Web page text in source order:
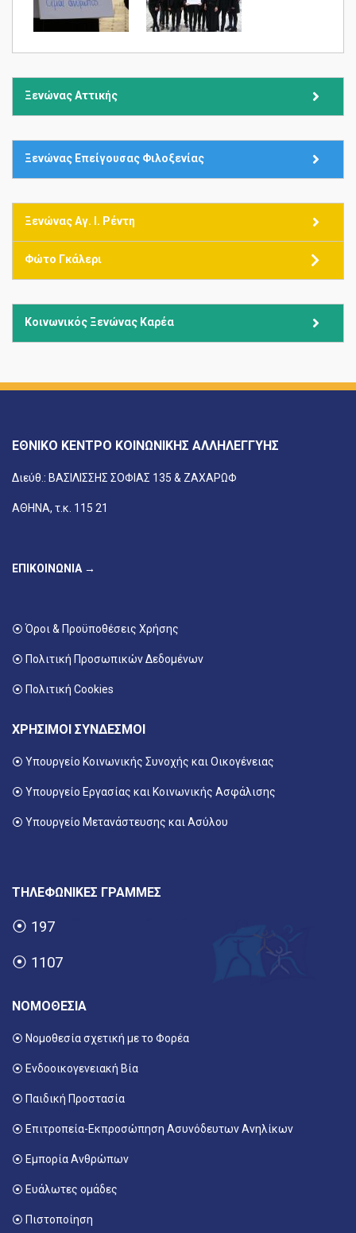
Ξενώνας Αττικής
Ξενώνας Επείγουσας Φιλοξενίας
Ξενώνας Αγ. Ι. Ρέντη
Φώτο Γκάλερι
Κοινωνικός Ξενώνας Καρέα
ΕΘΝΙΚΟ ΚΕΝΤΡΟ ΚΟΙΝΩΝΙΚΗΣ ΑΛΛΗΛΕΓΓΥΗΣ
Διεύθ.: ΒΑΣΙΛΙΣΣΗΣ ΣΟΦΙΑΣ 135 & ΖΑΧΑΡΩΦ
ΑΘΗΝΑ, τ.κ. 115 21
ΕΠΙΚΟΙΝΩΝΙΑ →
⦿ Όροι & Προϋποθέσεις Χρήσης
⦿ Πολιτική Προσωπικών Δεδομένων
⦿ Πολιτική Cookies
ΧΡΗΣΙΜΟΙ ΣΥΝΔΕΣΜΟΙ
⦿ Υπουργείο Κοινωνικής Συνοχής και Οικογένειας
⦿ Υπουργείο Εργασίας και Κοινωνικής Ασφάλισης
⦿ Υπουργείο Μετανάστευσης και Ασύλου
ΤΗΛΕΦΩΝΙΚΕΣ ΓΡΑΜΜΕΣ
⦿ 197
⦿ 1107
ΝΟΜΟΘΕΣΙΑ
⦿ Νομοθεσία σχετική με το Φορέα
⦿ Ενδοοικογενειακή Βία
⦿ Παιδική Προστασία
⦿ Επιτροπεία-Εκπροσώπηση Ασυνόδευτων Ανηλίκων
⦿ Εμπορία Ανθρώπων
⦿ Ευάλωτες ομάδες
⦿ Πιστοποίηση